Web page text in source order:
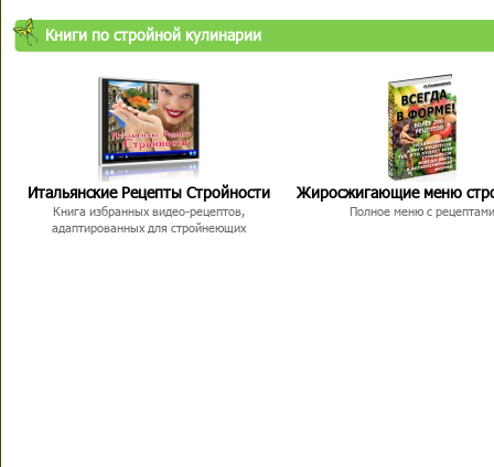
Книги по стройной кулинарии
Итальянские Рецепты Стройности
Книга избранных видео-рецептов,
адаптированных для стройнеющих
Жиросжигающие меню
Полное меню с рецептами